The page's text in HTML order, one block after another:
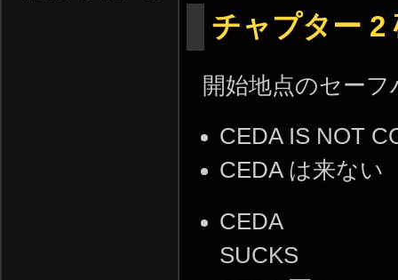
チャプター 2
開始地点のセー
CEDA IS NOT
CEDA は来ない
CEDA
SUCKS